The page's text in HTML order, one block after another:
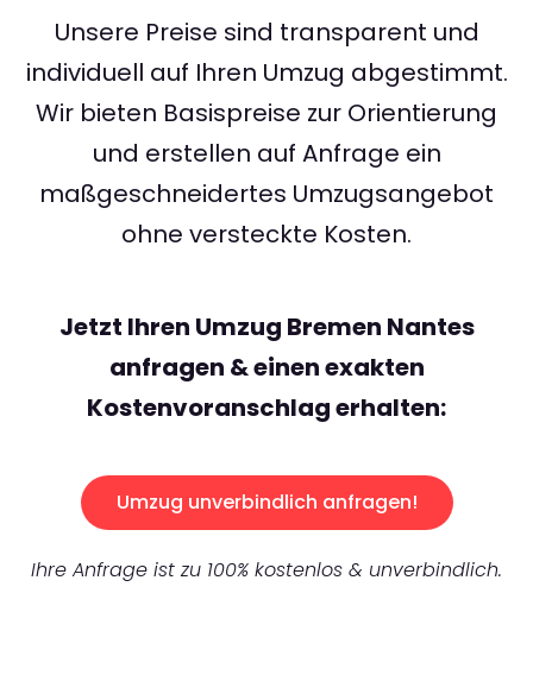
Unsere Preise sind transparent und
individuell auf Ihren Umzug abgestimmt.
Wir bieten Basispreise zur Orientierung
und erstellen auf Anfrage ein
maßgeschneidertes Umzugsangebot
ohne versteckte Kosten.
Jetzt Ihren Umzug Bremen Nantes
anfragen & einen exakten
Kostenvoranschlag erhalten:
Umzug unverbindlich anfragen!
Ihre Anfrage ist zu 100% kostenlos & unverbindlich.